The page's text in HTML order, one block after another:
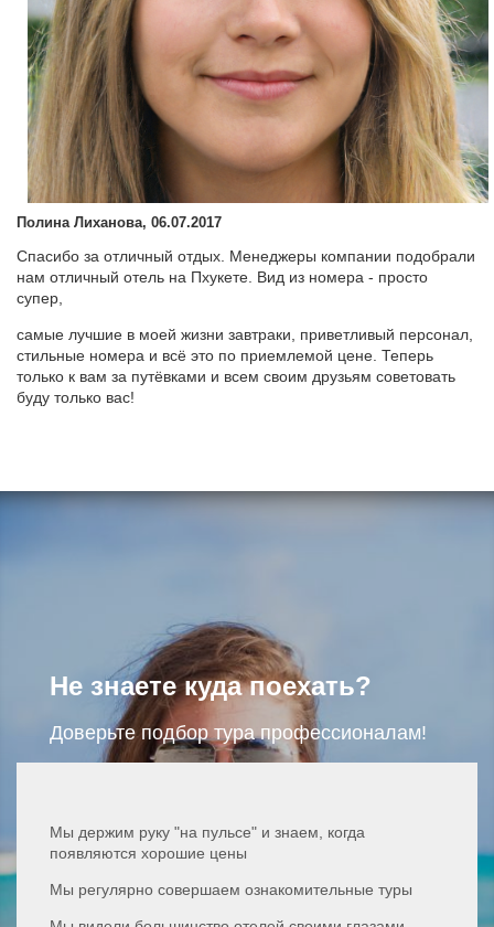
Полина Лиханова, 06.07.2017
Спасибо за отличный отдых. Менеджеры компании подобрали
нам отличный отель на Пхукете. Вид из номера - просто
супер,
самые лучшие в моей жизни завтраки, приветливый персонал,
стильные номера и всё это по приемлемой цене. Теперь
только к вам за путёвками и всем своим друзьям советовать
буду только вас!
Не знаете куда поехать?
Доверьте подбор тура профессионалам!
Мы держим руку "на пульсе" и знаем, когда
появляются хорошие цены
Мы регулярно совершаем ознакомительные туры